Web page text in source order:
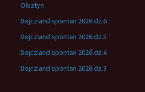
Olsztyn
Dojczland spontan 2026 dz.6
Dojczland spontan 2026 dz.5
Dojczland spontan 2026 dz.4
Dojczland spontan 2026 dz.3